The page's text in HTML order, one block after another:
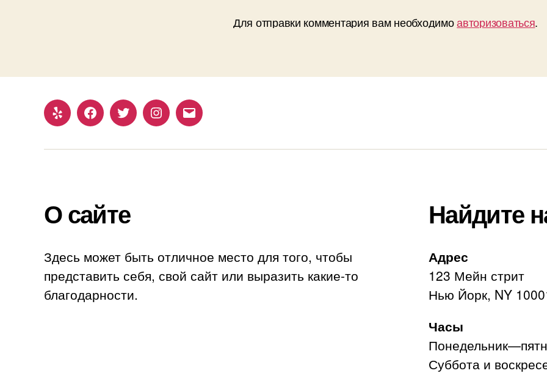
Для отправки комментария вам необходимоавторизоваться.
Yelp FacebookTwitterInstagram
Email
О сайте
Здесь может быть отличное место для того, чтобы
представить себя, свой сайт или выразить какие-то
благодарности.
Найдите
Адрес
123 Мейн стрит
Нью Йорк, NY
Часы
Суббота и